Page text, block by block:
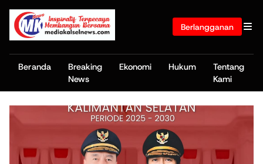
Berlangganan
Beranda
Breaking
News
Ekonomi Hukum
Tentang
Kami